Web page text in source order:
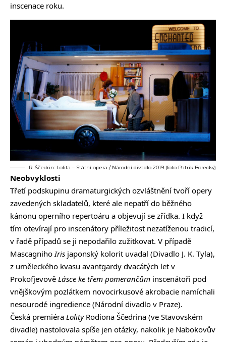
inscenace roku.
R. Ščedrin: Lolita – Státní opera / Národní divadlo 2019 (foto Patrik Borecký)
Neobvyklosti
Třetí podskupinu dramaturgických ozvláštnění tvoří opery
zavedených skladatelů, které ale nepatří do běžného
kánonu operního repertoáru a objevují se zřídka. I když
tím otevírají pro inscenátory příležitost nezatíženou tradicí,
v řadě případů se ji nepodařilo zužitkovat. V případě
MascagnihoIris japonský kolorit uvadal (Divadlo J. K. Tyla),
z uměleckého kvasu avantgardy dvacátých let v
Prokofjevově Lásce ke třem pomerančům inscenátoři pod
vnějškovým pozlátkem novocirkusové akrobacie namíchali
nesourodé ingredience (Národní divadlo v Praze).
Česká premiéra LolityRodiona Ščedrina (ve Stavovském
divadle) nastolovala spíše jen otázky, nakolik je Nabokovův